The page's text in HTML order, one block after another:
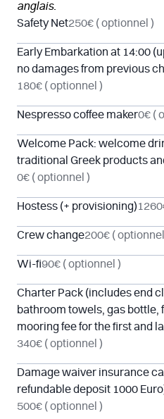
anglais.
Safety Net250€ ( optionnel )
Early Embarkation at 14:00
no damages from previous
180€ ( optionnel )
Nespresso coffee maker0€ (
Welcome Pack: welcome
traditional Greek products
0€ ( optionnel )
Hostess (+ provisioning)
Crew change200€ (
Wi-fi90€ ( optionnel )
Charter Pack (includes end
bathroom towels, gas bottle,
mooring fee for the first and
340€ ( optionnel )
Damage waiver insurance
refundable deposit 1000
500€ ( optionnel )